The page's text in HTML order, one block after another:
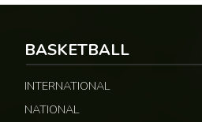
BASKETBALL
INTERNATIONAL
NATIONAL